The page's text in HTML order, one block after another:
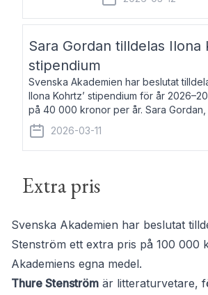
kallade
syfte att genom
Sara Gordan tilldelas Ilona
stipendium
Svenska Akademien har beslutat
Ilona Kohrtz’ stipendium för år
på 40 000 kronor per år. Sara
författare och översättare. Hon
det prosalyriska verket En
2026-03-11
Extra pris
Svenska Akademien har beslutat
Stenström ett extra pris på 100 000
Akademiens egna medel.
Thure Stenström är litteraturvetare,